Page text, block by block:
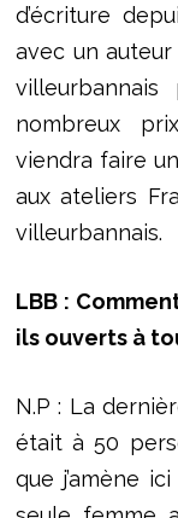
d’écriture
avec un
nombreux
viendra faire
aux ateliers
villeurbannais.
LBB :
ils ouverts à
N.P : La
était à 50
que j’amène